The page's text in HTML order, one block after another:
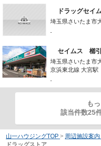
ドラッグセイ
埼玉県さいたま市
-
セイムス 櫛
埼玉県さいたま市
京浜東北線 大宮駅
-
も
該当件数25
山一ハウジングTOP > 周辺施設案内
ドラッグストア